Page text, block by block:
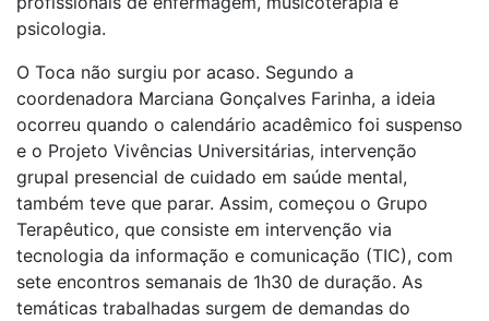
psicologia.
O Toca não surgiu por acaso. Segundo a
coordenadora Marciana Gonçalves Farinha, a ideia
ocorreu quando o calendário acadêmico foi suspenso
e o Projeto Vivências Universitárias, intervenção
grupal presencial de cuidado em saúde mental,
também teve que parar. Assim, começou o Grupo
Terapêutico, que consiste em intervenção via
tecnologia da informação e comunicação (TIC), com
sete encontros semanais de 1h30 de duração. As
temáticas trabalhadas surgem de demandas do